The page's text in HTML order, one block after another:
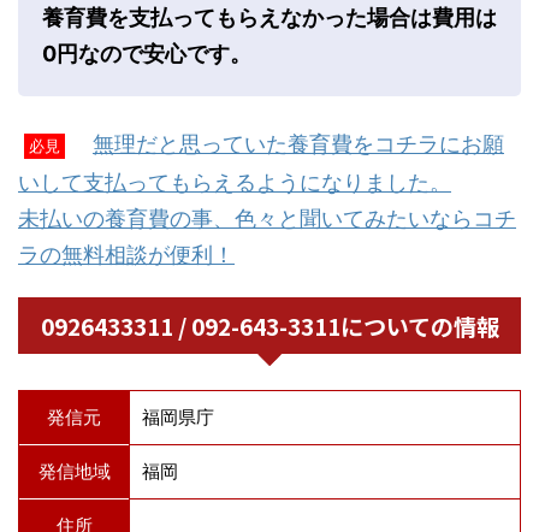
養育費を支払ってもらえなかった場合は費用は
0円なので安心です。
必見
無理だと思っていた養育費をコチラにお願
いして支払ってもらえるようになりました。
未払いの養育費の事、色々と聞いてみたいならコチ
ラの無料相談が便利！
0926433311 / 092-643-3311についての情報
発信元 福岡県庁
発信地域 福岡
住所